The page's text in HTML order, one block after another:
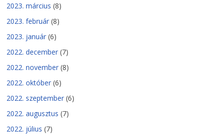
2023. március (8)
2023. február (8)
2023. január (6)
2022. december (7)
2022. november (8)
2022. október (6)
2022. szeptember (6)
2022. augusztus (7)
2022. július (7)